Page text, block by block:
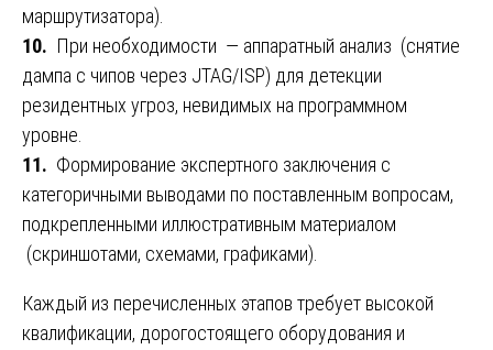
маршрутизатора).
10. При необходимости — аппаратный анализ (снятие
дампа с чипов через JTAG/ISP) для детекции
резидентных угроз, невидимых на программном
уровне.
11. Формирование экспертного заключения с
категоричными выводами по поставленным вопросам,
подкрепленными иллюстративным материалом
(скриншотами, схемами, графиками).
Каждый из перечисленных этапов требует высокой
квалификации, дорогостоящего оборудования и